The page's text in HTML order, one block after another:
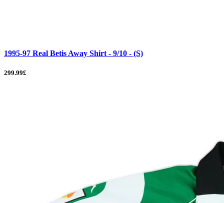
1995-97 Real Betis Away Shirt - 9/10 - (S)
299.99£